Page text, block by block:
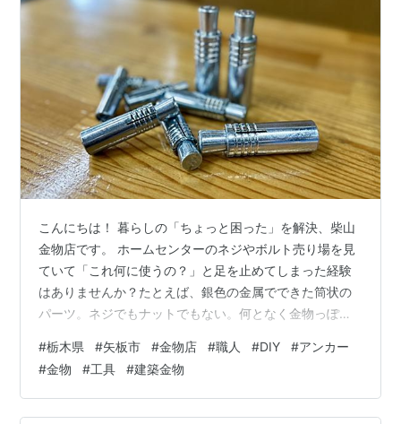
こんにちは！ 暮らしの「ちょっと困った」を解決、柴山
金物店です。 ホームセンターのネジやボルト売り場を見
ていて「これ何に使うの？」と足を止めてしまった経験
はありませんか？たとえば、銀色の金属でできた筒状の
パーツ。ネジでもナットでもない。何となく金物っぽい
金具に出会ったことがある人も多いはずです。商品ラベ
ルには「グリップアンカー」と書かれている。だけどそ
れが何なのか何に使うものなのか、説明もなければピン
とこない。見た目はただの短い金属パイプ・・・でも実
#栃木県 #矢板市 #金物店 #職人 #DIY #アンカー
#金物 #工具 #建築金物